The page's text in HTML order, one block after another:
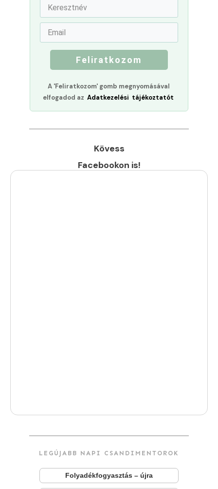
Feliratkozom
A 'Feliratkozom' gomb megnyomásával
elfogadod az Adatkezelési tájékoztatót
Kövess
Facebookon is!
LEGÚJABB NAPI CSANDIMENTOROK
Folyadékfogyasztás – újra